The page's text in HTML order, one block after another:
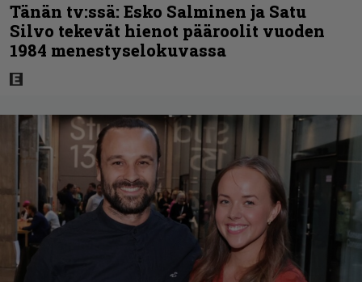
Tänän tv:ssä: Esko Salminen ja Satu
Silvo tekevät hienot pääroolit vuoden
1984 menestyselokuvassa